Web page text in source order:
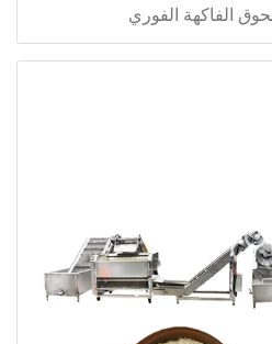
الفاكهة الفوري